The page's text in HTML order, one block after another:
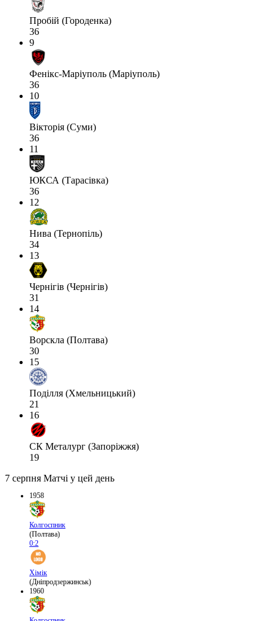
Пробій (Городенка)
36
9
Фенікс-Маріуполь (Маріуполь)
36
10
Вікторія (Суми)
36
11
ЮКСА (Тарасівка)
36
12
Нива (Тернопіль)
34
13
Чернігів (Чернігів)
31
14
Ворскла (Полтава)
30
15
Поділля (Хмельницький)
21
16
СК Металург (Запоріжжя)
19
7 серпня Матчі у цей день
1958
Колгоспник
(Полтава)
0:2
Хімік
(Дніпродзержинськ)
1960